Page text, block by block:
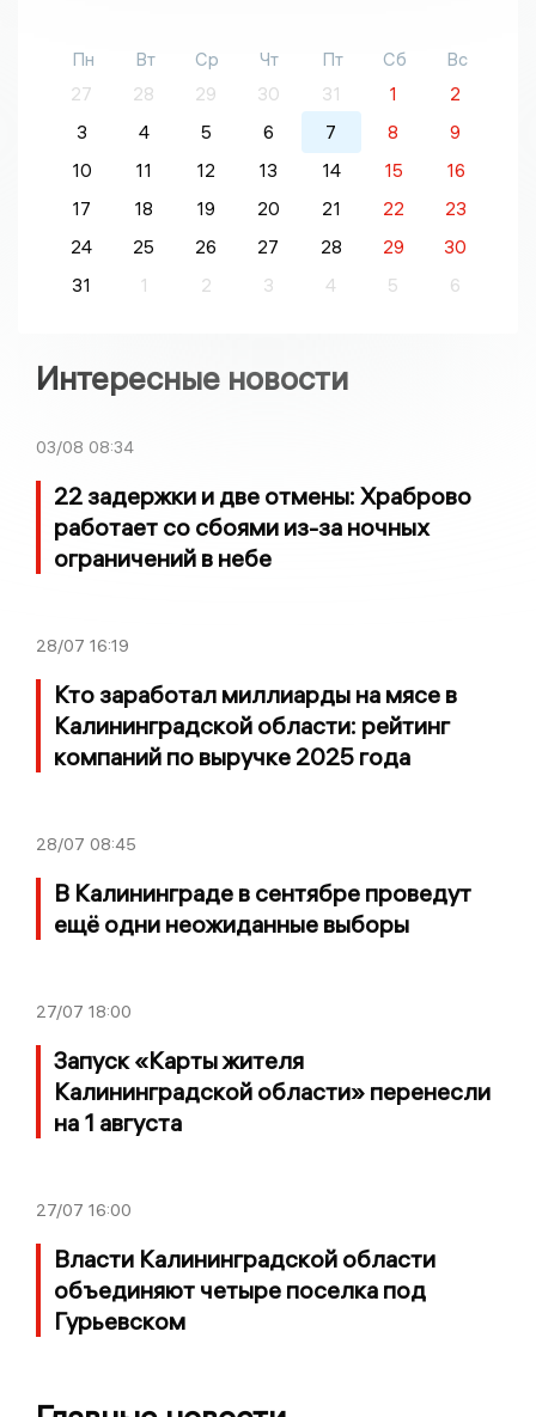
Пн Вт Ср Чт Пт Сб
Вс
27
28 29 30 31 1
2
3
4 5 6 7 8
9
10
11 12 13 14 15
16
17
18 19 20 21 22
23
24
25 26 27 28 29
30
31
1 2 3 4 5 6
Интересные новости
03/08 08:34
22 задержки и две отмены: Храброво
работает со сбоями из-за ночных
ограничений в небе
28/07 16:19
Кто заработал миллиарды на мясе в
Калининградской области: рейтинг
компаний по выручке 2025 года
28/07 08:45
В Калининграде в сентябре проведут
ещё одни неожиданные выборы
27/07 18:00
Запуск «Карты жителя
Калининградской области» перенесли
на 1 августа
27/07 16:00
Власти Калининградской области
объединяют четыре поселка под
Гурьевском